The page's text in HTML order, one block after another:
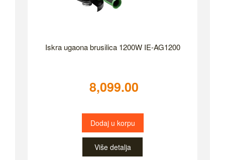
Iskra ugaona brusilica 1200W IE-AG1200
8,099.00
Dodaj u korpu
Više detalja